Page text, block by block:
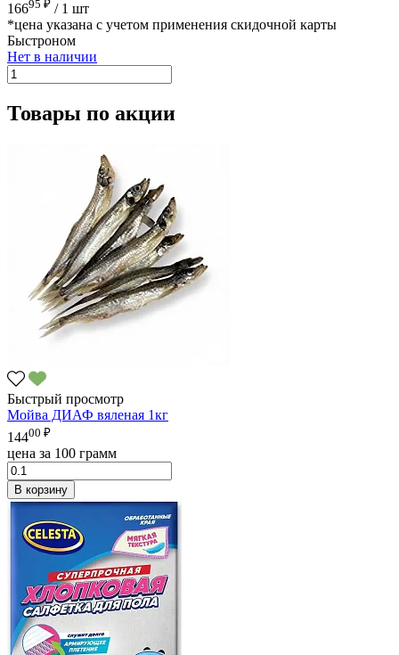
16695 ₽ / 1 шт
*цена указана с учетом применения скидочной карты
Быстроном
Нет в наличии
Товары по акции
Быстрый просмотр
Мойва ДИАФ вяленая 1кг
14400 ₽
цена за 100 грамм
В корзину